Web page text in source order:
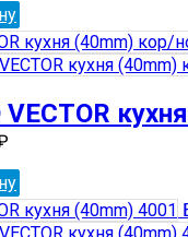
VECTOR